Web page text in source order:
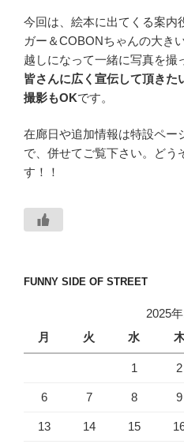
今回は、絵本に出てくる案内
ガー＆COBONちゃんの大き
越しになって一緒に写真を撮
皆さんに広く宣伝して頂きた
撮影もOKです。
在廊日や追加情報は特設ペー
で、併せてご覧下さい。どう
す！！
FUNNY SIDE OF STREET
2025
月
火 水
1 2
6 7 8 9
13 14 15